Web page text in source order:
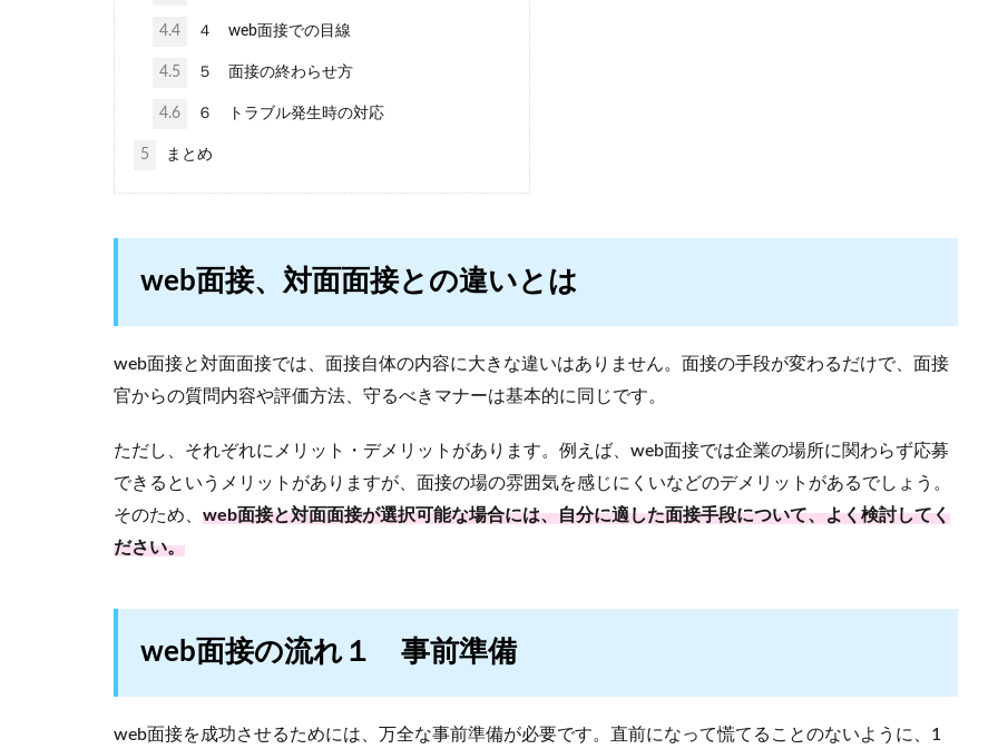
4.4 ４ web面接での目線
4.5 ５ 面接の終わらせ方
4.6 ６ トラブル発生時の対応
5 まとめ
web面接、対面面接との違いとは
web面接と対面面接では、面接自体の内容に大きな違いはありません。面接の手段が変わるだけで、面接
官からの質問内容や評価方法、守るべきマナーは基本的に同じです。
ただし、それぞれにメリット・デメリットがあります。例えば、web面接では企業の場所に関わらず応募
できるというメリットがありますが、面接の場の雰囲気を感じにくいなどのデメリットがあるでしょう。
そのため、 web面接と対面面接が選択可能な場合には、自分に適した面接手段について、よく検討してく
ださい。
web面接の流れ１ 事前準備
web面接を成功させるためには、万全な事前準備が必要です。直前になって慌てることのないように、1